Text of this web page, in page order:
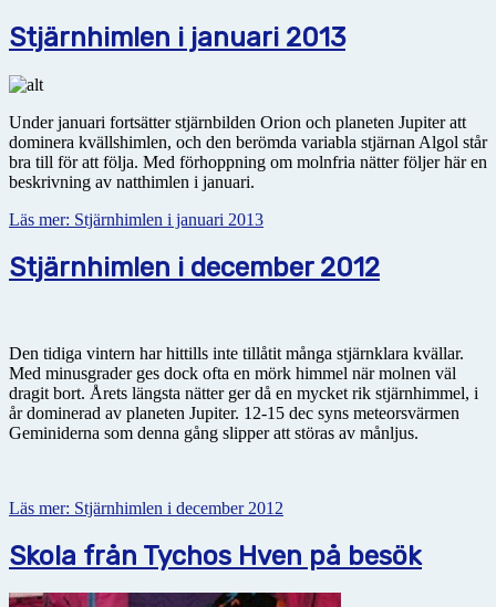
Stjärnhimlen i januari 2013
Under januari fortsätter stjärnbilden Orion och planeten Jupiter att
dominera kvällshimlen, och den berömda variabla stjärnan Algol står
bra till för att följa. Med förhoppning om molnfria nätter följer här en
beskrivning av natthimlen i januari.
Läs mer: Stjärnhimlen i januari 2013
Stjärnhimlen i december 2012
Den tidiga vintern har hittills inte tillåtit många stjärnklara kvällar.
Med minusgrader ges dock ofta en mörk himmel när molnen väl
dragit bort. Årets längsta nätter ger då en mycket rik stjärnhimmel, i
år dominerad av planeten Jupiter. 12-15 dec syns meteorsvärmen
Geminiderna som denna gång slipper att störas av månljus.
Läs mer: Stjärnhimlen i december 2012
Skola från Tychos Hven på besök